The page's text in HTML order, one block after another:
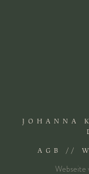
JOHANNA
AGB //
Webseite